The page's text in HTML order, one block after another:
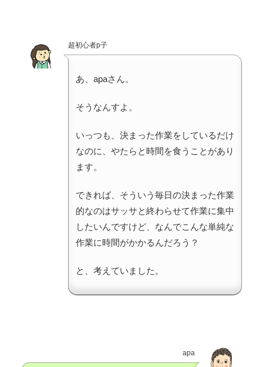
超初心者p子
あ、apaさん。
そうなんすよ。
いっつも、決まった作業をしているだけ
なのに、やたらと時間を食うことがあり
ます。
できれば、そういう毎日の決まった作業
的なのはサッサと終わらせて作業に集中
したいんですけど、なんでこんな単純な
作業に時間がかかるんだろう？
と、考えていました。
apa